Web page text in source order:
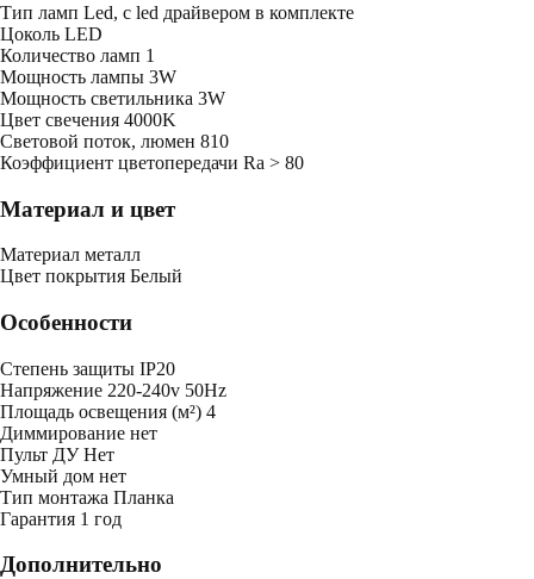
Тип ламп Led, с led драйвером в комплекте
Цоколь LED
Количество ламп 1
Мощность лампы 3W
Мощность светильника 3W
Цвет свечения 4000K
Световой поток, люмен 810
Коэффициент цветопередачи Ra > 80
Материал и цвет
Mатериал металл
Цвет покрытия Белый
Особенности
Степень защиты IP20
Напряжение 220-240v 50Hz
Площадь освещения (м²) 4
Диммирование нет
Пульт ДУНет
Умный дом нет
Тип монтажа Планка
Гарантия 1 год
Дополнительно